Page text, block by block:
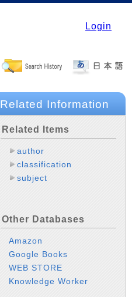
Login
Related Information
Related Items
author
classification
subject
Other Databases
Amazon
Google Books
WEB STORE
Knowledge Worker